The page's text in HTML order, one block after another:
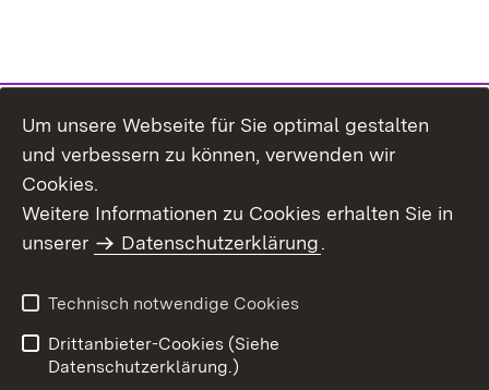
Um unsere Webseite für Sie optimal gestalten
und verbessern zu können, verwenden wir
Cookies.
Weitere Informationen zu Cookies erhalten Sie in
unserer
Datenschutzerklärung.
Technisch notwendige Cookies
Drittanbieter-Cookies (Siehe
Datenschutzerklärung.)